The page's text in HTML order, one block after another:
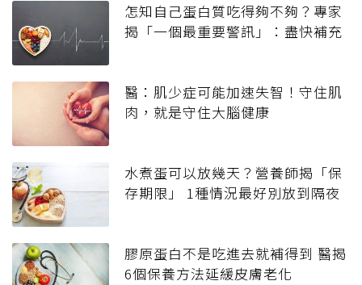
怎知自己蛋白質吃得夠不夠？專家
揭「一個最重要警訊」：盡快補充
醫：肌少症可能加速失智！守住肌
肉，就是守住大腦健康
水煮蛋可以放幾天？營養師揭「保
存期限」 1種情況最好別放到隔夜
膠原蛋白不是吃進去就補得到 醫揭
6個保養方法延緩皮膚老化